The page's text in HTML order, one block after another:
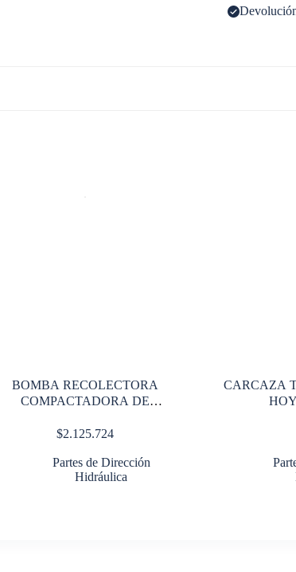
BOMBA RECOLECTORA
COMPACTADORA DE
$2.125.724
Partes de Dirección
Hidráulica
CARCAZA